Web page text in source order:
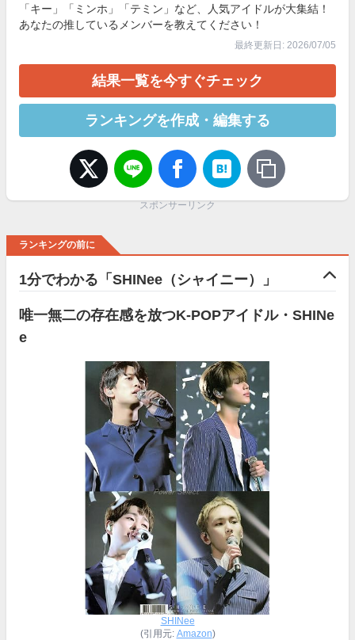
「キー」「ミンホ」「テミン」など、人気アイドルが大集結！
あなたの推しているメンバーを教えてください！
最終更新日: 2026/07/05
結果一覧を今すぐチェック
ランキングを作成・編集する
スポンサーリンク
ランキングの前に
1分でわかる「SHINee（シャイニー）」
唯一無二の存在感を放つK-POPアイドル・SHINe
e
SHINee
(引用元: Amazon)